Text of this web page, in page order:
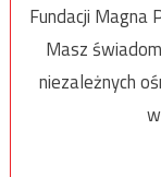
Fundacji Magna
Masz
niezależnych